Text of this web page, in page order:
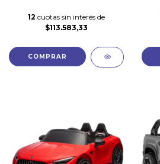
12 cuotas sin interés de
$113.583,33
COMPRAR